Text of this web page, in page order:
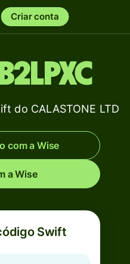
Criar conta
do CALASTONE LTD
com a Wise
a Wise
Swift